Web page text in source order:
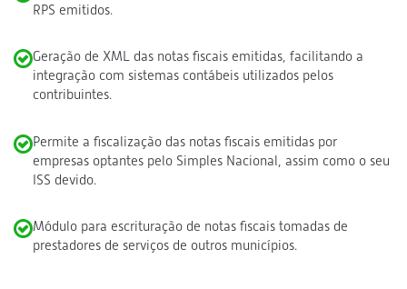
RPS emitidos.
Geração de XML das notas fiscais emitidas, facilitando a
integração com sistemas contábeis utilizados pelos
contribuintes.
Permite a fiscalização das notas fiscais emitidas por
empresas optantes pelo Simples Nacional, assim como o seu
ISS devido.
Módulo para escrituração de notas fiscais tomadas de
prestadores de serviços de outros municípios.